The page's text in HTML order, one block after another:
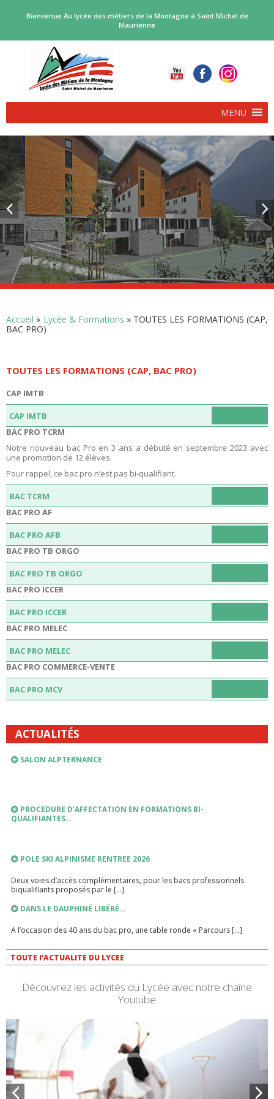
Bienvenue Au lycée des métiers de la Montagne à Saint Michel de
Maurienne
MENU
Accueil » Lycée & Formations » TOUTES LES FORMATIONS (CAP,
BAC PRO)
TOUTES LES FORMATIONS (CAP, BAC PRO)
CAP IMTB
CAP IMTB
BAC PRO TCRM
Notre nouveau bac Pro en 3 ans a débuté en septembre 2023 avec
une promotion de 12 élèves.
Pour rappel, ce bac pro n’est pas bi-qualifiant.
BAC TCRM
BAC PRO AF
BAC PRO AFB
BAC PRO TB ORGO
BAC PRO TB ORGO
BAC PRO ICCER
BAC PRO ICCER
BAC PRO MELEC
BAC PRO MELEC
BAC PRO COMMERCE-VENTE
BAC PRO MCV
ACTUALITÉS
PROCEDURE D’AFFECTATION EN FORMATIONS BI-
QUALIFIANTES…
POLE SKI ALPINISME RENTREE 2026
Deux voies d’accès complémentaires, pour les bacs professionnels
biqualifiants proposés par le […]
A l’occasion des 40 ans du bac pro, une table ronde « Parcours […]
LIEN VERS PRONOTE
PRONOTE
PLANNING DE RENTREE 2026 TROUSSEAU INTERNAT FOURNITURES
SCOLAIRES FRANÇAIS – HISTOIRE GEOGRAPHIE […]
SALON ALPTERNANCE
PROCEDURE D’AFFECTATION EN FORMATIONS BI-
QUALIFIANTES…
POLE SKI ALPINISME RENTREE 2026
Deux voies d’accès complémentaires, pour les bacs professionnels
biqualifiants proposés par le […]
DANS LE DAUPHINÉ LIBÉRÉ…
A l’occasion des 40 ans du bac pro, une table ronde « Parcours […]
LIEN VERS PRONOTE
INSCRIPTIONS ANNEE SCOLAIRE 2026-2027
RENTREE SCOLAIRE 2026-2027
PLANNING DE RENTREE 2026 TROUSSEAU INTERNAT FOURNITURES
SCOLAIRES FRANÇAIS – HISTOIRE GEOGRAPHIE […]
TOUTE l’ACTUALITE DU LYCEE
Découvrez les activités du Lycée avec notre chaîne
Youtube